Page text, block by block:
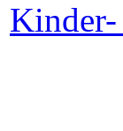
Kinder-